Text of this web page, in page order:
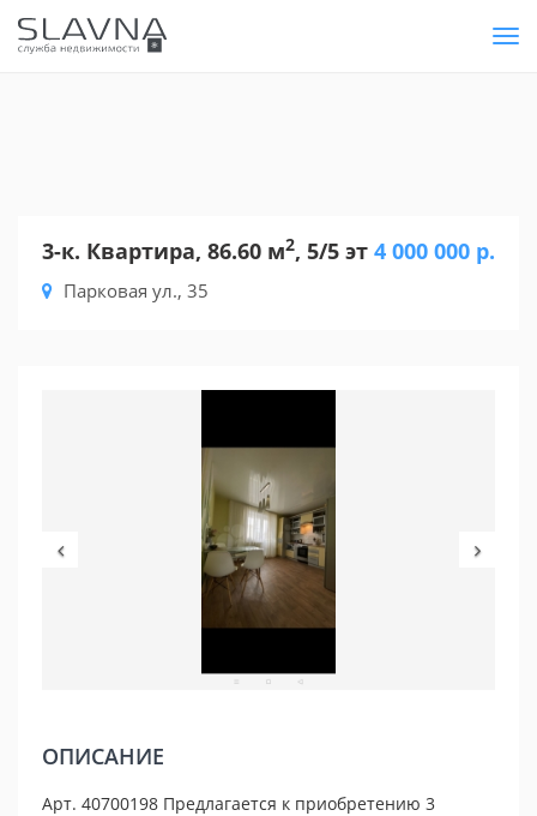
3-к. Квартира, 86.60 м2, 5/5 эт
Парковая ул., 35
4 000 000 р.
ОПИСАНИЕ
Арт. 40700198 Предлагается к приобретению 3